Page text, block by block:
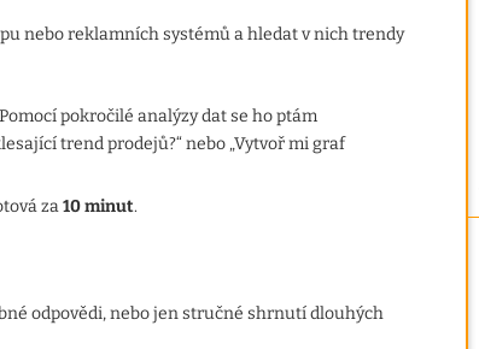
nebo reklamních systémů a hledat v nich trendy
pokročilé analýzy dat se ho ptám
trend prodejů?“ nebo „Vytvoř mi graf
za10 minut.
odpovědi, nebo jen stručné shrnutí dlouhých